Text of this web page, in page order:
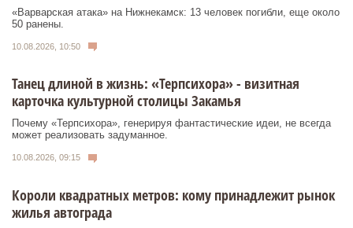
«Варварская атака» на Нижнекамск: 13 человек погибли, еще около
50 ранены.
10.08.2026, 10:50
Танец длиной в жизнь: «Терпсихора» - визитная
карточка культурной столицы Закамья
Почему «Терпсихора», генерируя фантастические идеи, не всегда
может реализовать задуманное.
10.08.2026, 09:15
Короли квадратных метров: кому принадлежит рынок
жилья автограда